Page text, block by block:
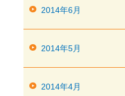
2014年6月
2014年5月
2014年4月